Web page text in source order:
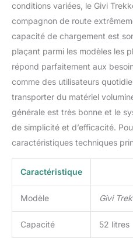
conditions variées, le Givi
compagnon de route
capacité de chargement est
plaçant parmi les modèles les
répond parfaitement aux
comme des utilisateurs
transporter du matériel
générale est très bonne et le
de simplicité et d’efficacité.
caractéristiques techniques
Caractéristique
Modèle Givi
Capacité 52 litres